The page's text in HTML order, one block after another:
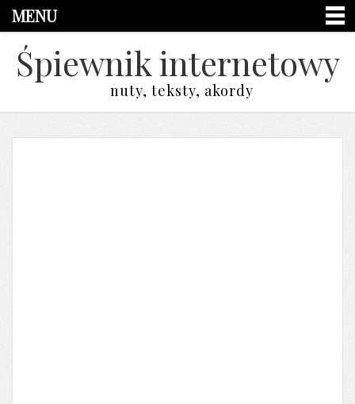
MENU
Śpiewnik internetowy
nuty, teksty, akordy